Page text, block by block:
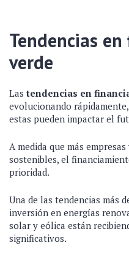
Tendencias
verde
Lastendencias en
evolucionando
estas pueden impactar el
A medida que más
sostenibles, el
prioridad.
Una de las tendencias más
inversión en energías
solar y eólica están
significativos.